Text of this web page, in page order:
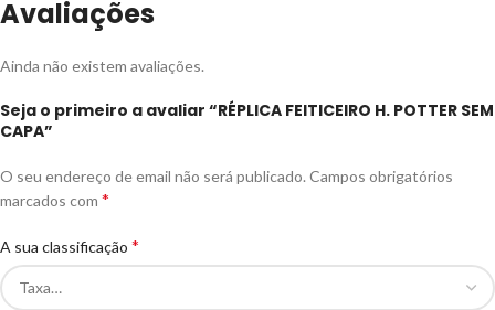
Avaliações
Ainda não existem avaliações.
Seja o primeiro a avaliar “RÉPLICA FEITICEIRO H. POTTER SEM
CAPA”
O seu endereço de email não será publicado.Campos obrigatórios
marcados com *
A sua classificação *